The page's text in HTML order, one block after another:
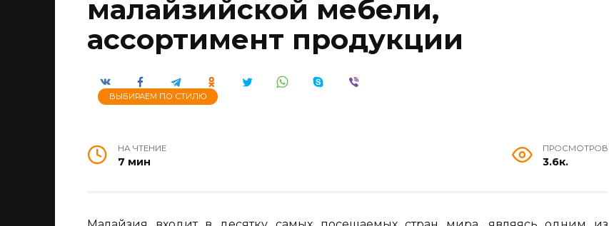
малайзийской мебели,
ассортимент продукции
ВЫБИРАЕМ ПО СТИЛЮ
НА ЧТЕНИЕ
7 мин
ПРОСМОТРОВ
3.6к.